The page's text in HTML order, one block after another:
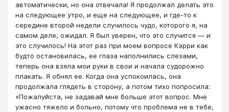
автоматически, но она отвечала! Я продолжал делать это
на следующее утро, и еще на следующее, и где-то к
середине второй недели случилось чудо, которого я, на
самом деле, ожидал. Я был уверен, что это случится — и
это случилось! На этот раз при моем вопросе Кэрри как
будто остановилась, ее глаза наполнились слезами,
теперь она взяла мои руки в свои и начала судорожно
плакать. Я обнял ее. Когда она успокоилась, она
продолжала глядеть в сторону, а потом тихо попросила:
«Пожалуйста, не задавай мне больше этот вопрос. Мне
ужасно тяжело и больно, потому что проблема не в тебе,